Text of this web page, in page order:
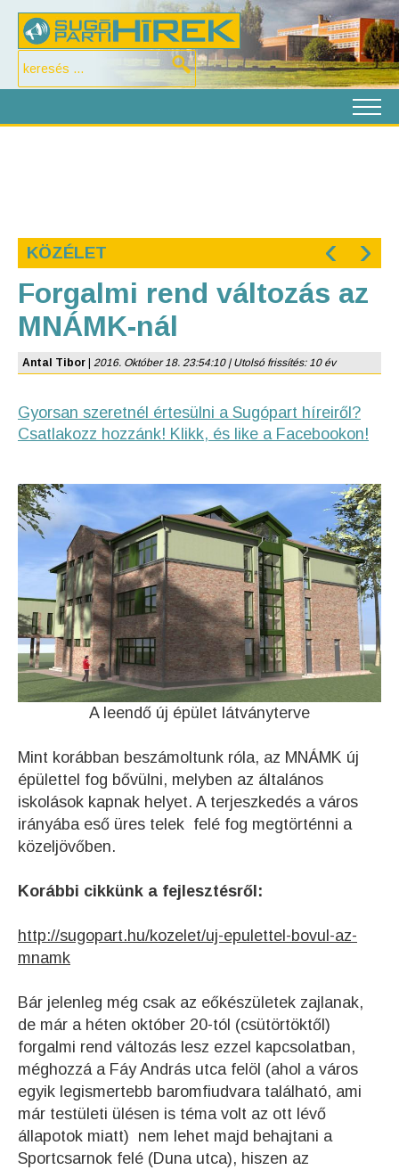
KÖZÉLET ‹ ›
Forgalmi rend változás az
MNÁMK-nál
Antal Tibor 2016. Október 18. 23:54:10 | Utolsó frissítés: 10 év
Gyorsan szeretnél értesülni a Sugópart híreiről?
Csatlakozz hozzánk! Klikk, és like a Facebookon!
A leendő új épület látványterve
Mint korábban beszámoltunk róla, az MNÁMK új
épülettel fog bővülni, melyben az általános
iskolások kapnak helyet. A terjeszkedés a város
irányába eső üres telek felé fog megtörténni a
közeljövőben.
Korábbi cikkünk a fejlesztésről:
http://sugopart.hu/kozelet/uj-epulettel-bovul-az-
mnamk
Bár jelenleg még csak az eőkészületek zajlanak,
de már a héten október 20-tól (csütörtöktől)
forgalmi rend változás lesz ezzel kapcsolatban,
méghozzá a Fáy András utca felöl (ahol a város
egyik legismertebb baromfiudvara található, ami
már testületi ülésen is téma volt az ott lévő
állapotok miatt) nem lehet majd behajtani a
Sportcsarnok felé (Duna utca), hiszen az